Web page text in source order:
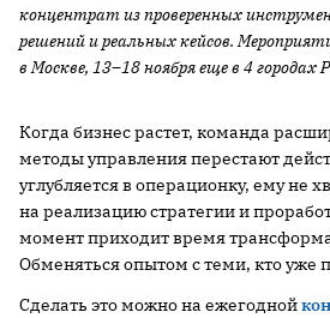
концентрат из проверенных
решений и реальных кейсов.
в Москве, 13–18 ноября еще в 4 городах
Когда бизнес растет, команда
методы управления перестают
углубляется в операционку, ему не
на реализацию стратегии и
момент приходит время
Обменяться опытом с теми, кто уже
Сделать это можно на ежегодной